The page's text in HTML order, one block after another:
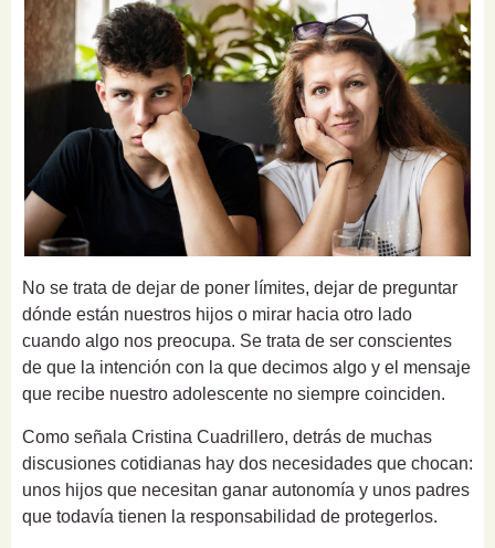
No se trata de dejar de poner límites, dejar de preguntar
dónde están nuestros hijos o mirar hacia otro lado
cuando algo nos preocupa. Se trata de ser conscientes
de que la intención con la que decimos algo y el mensaje
que recibe nuestro adolescente no siempre coinciden.
Como señala Cristina Cuadrillero, detrás de muchas
discusiones cotidianas hay dos necesidades que chocan:
unos hijos que necesitan ganar autonomía y unos padres
que todavía tienen la responsabilidad de protegerlos.